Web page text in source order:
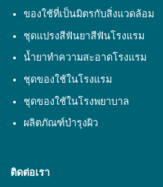
ของใช้ที่เป็นมิตรกับสิ่งแวดล้อม
ชุดแปรงสีฟันยาสีฟันโรงแรม
น้ำยาทำความสะอาดโรงแรม
ชุดของใช้ในโรงแรม
ชุดของใช้ในโรงพยาบาล
ผลิตภัณฑ์บำรุงผิว
ติดต่อเรา